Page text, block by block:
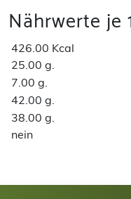
Nährwerte je
426.00 Kcal
25.00 g.
7.00 g.
42.00 g.
38.00 g.
nein